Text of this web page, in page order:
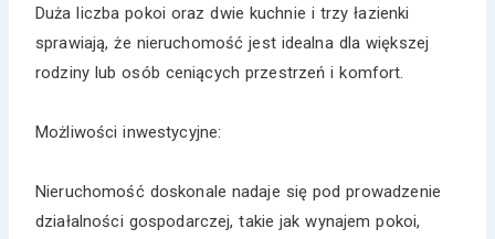
Duża liczba pokoi oraz dwie kuchnie i trzy łazienki
sprawiają, że nieruchomość jest idealna dla większej
rodziny lub osób ceniących przestrzeń i komfort.
Możliwości inwestycyjne:
Nieruchomość doskonale nadaje się pod prowadzenie
działalności gospodarczej, takie jak wynajem pokoi,